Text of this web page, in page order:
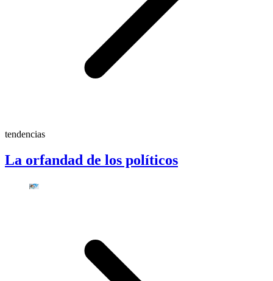
tendencias
La orfandad de los políticos